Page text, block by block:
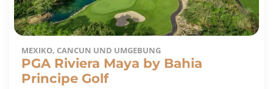
MEXIKO, CANCUN UND UMGEBUNG
PGA Riviera Maya by Bahia
Principe Golf